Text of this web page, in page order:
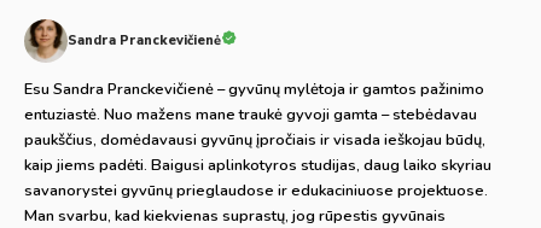
Sandra Pranckevičienė
Esu Sandra Pranckevičienė – gyvūnų mylėtoja ir gamtos pažinimo
entuziastė. Nuo mažens mane traukė gyvoji gamta – stebėdavau
paukščius, domėdavausi gyvūnų įpročiais ir visada ieškojau būdų,
kaip jiems padėti. Baigusi aplinkotyros studijas, daug laiko skyriau
savanorystei gyvūnų prieglaudose ir edukaciniuose projektuose.
Man svarbu, kad kiekvienas suprastų, jog rūpestis gyvūnais